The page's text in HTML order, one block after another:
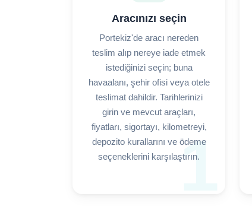
1
Aracınızı seçin
Portekiz'de aracı nereden
teslim alıp nereye iade etmek
istediğinizi seçin; buna
havaalanı, şehir ofisi veya otele
teslimat dahildir. Tarihlerinizi
girin ve mevcut araçları,
fiyatları, sigortayı, kilometreyi,
depozito kurallarını ve ödeme
seçeneklerini karşılaştırın.